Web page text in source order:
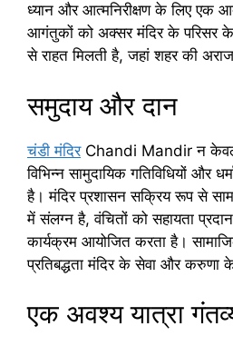
ध्यान और आत्मनिरीक्षण के लिए एक
आगंतुकों को अक्सर मंदिर के परिसर
से राहत मिलती है, जहां शहर की
समुदाय और दान
चंडी मंदिरChandi Mandir न
विभिन्न सामुदायिक गतिविधियों और
है। मंदिर प्रशासन सक्रिय रूप से
में संलग्न है, वंचितों को सहायता
कार्यक्रम आयोजित करता है।
प्रतिबद्धता मंदिर के सेवा और करुणा के
एक अवश्य यात्रा